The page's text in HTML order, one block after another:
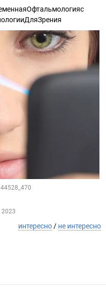
2023
интересно / не интересно